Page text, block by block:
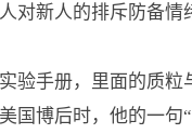
对新人的排斥防备情
手册，里面的质粒
国博后时，他的一句